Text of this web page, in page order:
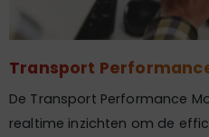
Transport
De Transport Performance
realtime inzichten om de